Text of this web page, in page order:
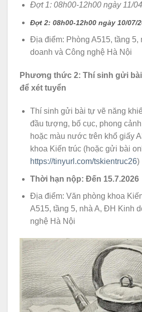
Đợt 1: 08h00-12h00 ngày 11/
Đợt 2: 08h00-12h00 ngày 10/07/
Địa điểm: Phòng A515, tầng 5,
doanh và Công nghệ Hà Nội
Phương thức 2: Thí sinh gửi
để xét tuyển
Thí sinh gửi bài tự vẽ năng
đầu tượng, bố cục, phong
hoặc màu nước trên khổ giấy
khoa Kiến trúc (hoặc gửi bài
https://tinyurl.com/tskientruc26)
Thời hạn nộp: Đến 15.7.2026
Địa điểm: Văn phòng khoa
A515, tầng 5, nhà A, ĐH Kinh
nghệ Hà Nội